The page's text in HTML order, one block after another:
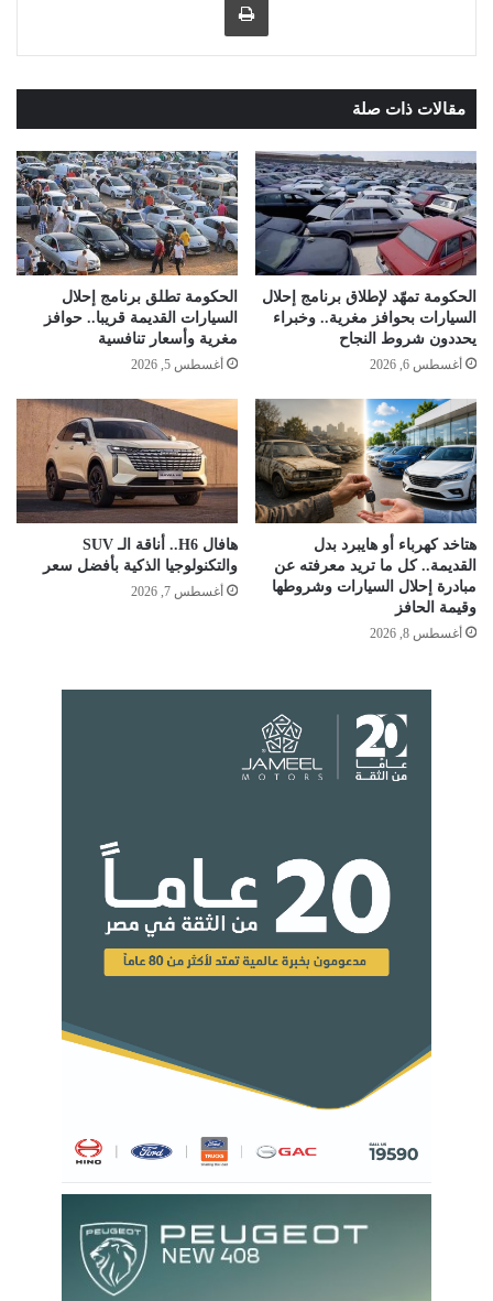
مقالات ذات صلة
الحكومة تمهّد لإطلاق برنامج إحلال
السيارات بحوافز مغرية.. وخبراء
يحددون شروط النجاح
أغسطس 6, 2026
الحكومة تطلق برنامج إحلال
السيارات القديمة قريبا.. حوافز
مغرية وأسعار تنافسية
أغسطس 5, 2026
هتاخد كهرباء أو هايبرد بدل
القديمة.. كل ما تريد معرفته عن
مبادرة إحلال السيارات وشروطها
وقيمة الحافز
أغسطس 8, 2026
هافال H6.. أناقة الـ SUV
والتكنولوجيا الذكية بأفضل سعر
أغسطس 7, 2026